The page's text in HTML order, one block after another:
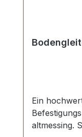
Ein
altmessing.